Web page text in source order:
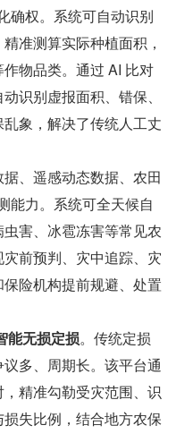
确权。系统可自动识别
准测算实际种植面积，
物品类。通过 AI 比对
识别虚报面积、错保、
象，解决了传统人工丈
、遥感动态数据、农田
能力。系统可全天候自
害、冰雹冻害等常见农
前预判、灾中追踪、灾
险机构提前规避、处置
能无损定损​。传统定损
多、周期长。该平台通
精准勾勒受灾范围、识
失比例，结合地方农保